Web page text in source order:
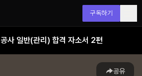
구독하기
사 일반(관리) 합격 자소서 2편
공유